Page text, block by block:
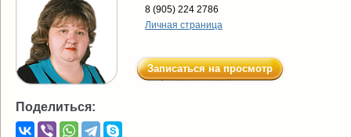
8 (905) 224 2786
Личная страница
Записаться на просмотр
Поделиться: